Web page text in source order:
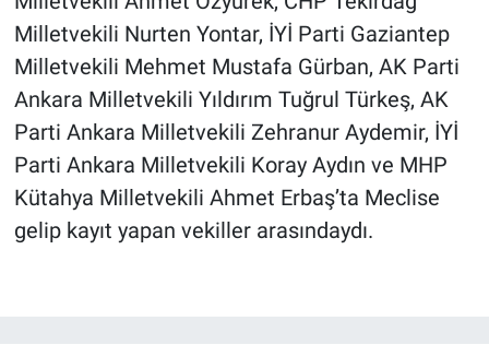
Milletvekili Nurten Yontar, İYİ Parti Gaziantep
Milletvekili Mehmet Mustafa Gürban, AK Parti
Ankara Milletvekili Yıldırım Tuğrul Türkeş, AK
Parti Ankara Milletvekili Zehranur Aydemir, İYİ
Parti Ankara Milletvekili Koray Aydın ve MHP
Kütahya Milletvekili Ahmet Erbaş’ta Meclise
gelip kayıt yapan vekiller arasındaydı.